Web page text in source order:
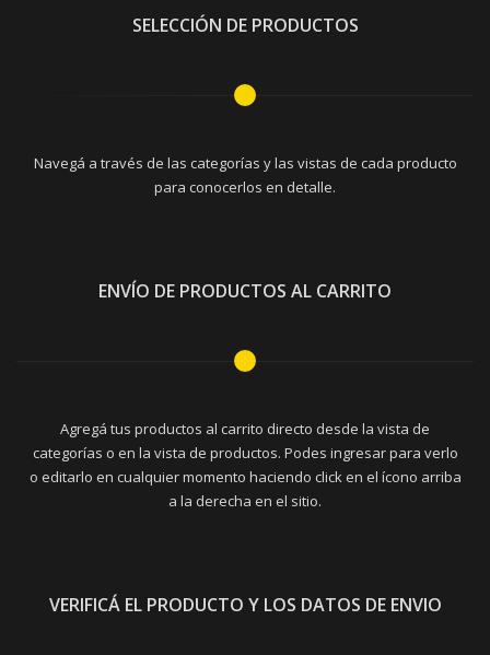
SELECCIÓN DE PRODUCTOS
Navegá a través de las categorías y las vistas de cada producto
para conocerlos en detalle.
ENVÍO DE PRODUCTOS AL CARRITO
Agregá tus productos al carrito directo desde la vista de
categorías o en la vista de productos. Podes ingresar para verlo
o editarlo en cualquier momento haciendo click en el ícono arriba
a la derecha en el sitio.
VERIFICÁ EL PRODUCTO Y LOS DATOS DE ENVIO